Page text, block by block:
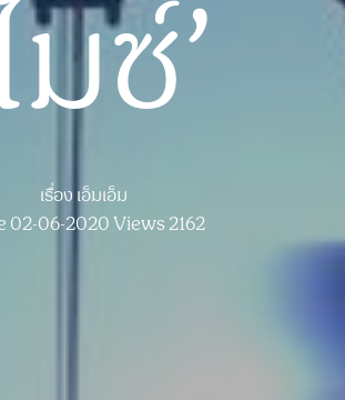
มซ์’
เรื่องเอ็มเอ็ม
02-06-2020Views 2162